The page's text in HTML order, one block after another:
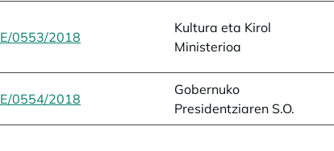
E/0553/2018 opens in a new tab
Kultura eta Kirol
Ministerioa
E/0554/2018 opens in a new tab
Gobernuko
Presidentziaren S.O.